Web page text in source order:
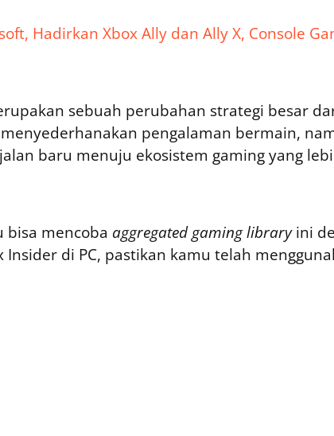
Hadirkan Xbox Ally dan Ally X, Console
sebuah perubahan strategi besar
pengalaman bermain,
baru menuju ekosistem gaming yang
bisa mencoba aggregated gaming libraryini
Insider di PC, pastikan kamu telah